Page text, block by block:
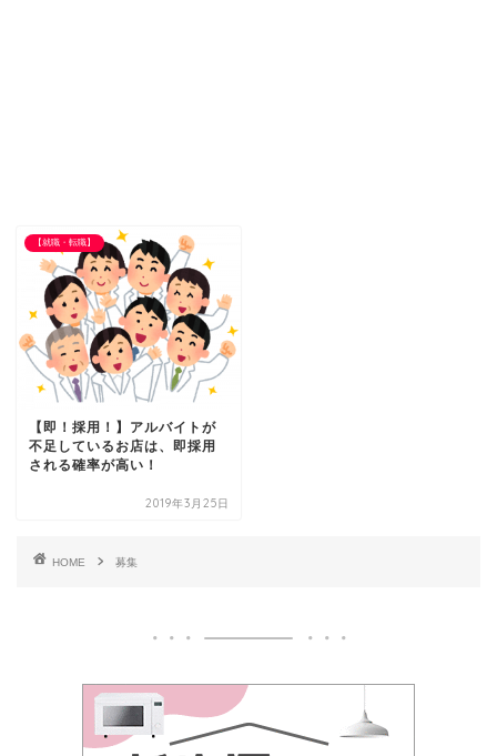
【就職・転職】
【即！採用！】アルバイトが
不足しているお店は、即採用
される確率が高い！
2019年3月25日
HOME 募集